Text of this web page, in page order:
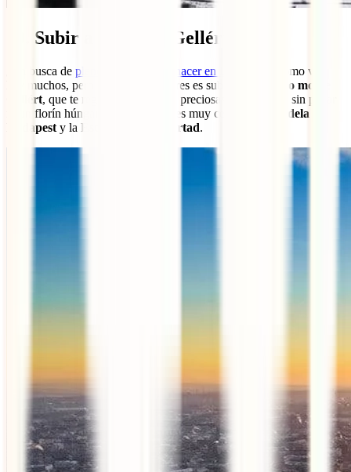
10. Subir a la colina Gellért
¿En busca de planes que hacer en Budapest
? Como ves,
hay muchos, pero uno de los mejores es subir a la
colina o monte
Gellért, que te regalará unas vistas preciosas de la ciudad sin pagar
ni un florín húngaro. Además, tienes muy cerca la
Ciudadela de
Budapest y la Estatua de la Libertad.